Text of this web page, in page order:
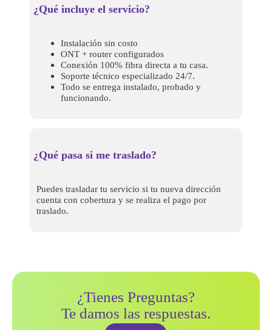
¿Qué incluye el servicio?
Instalación sin costo
ONT + router configurados
Conexión 100% fibra directa a tu casa.
Soporte técnico especializado 24/7.
Todo se entrega instalado, probado y
funcionando.
¿Qué pasa si me traslado?
Puedes trasladar tu servicio si tu nueva dirección
cuenta con cobertura y se realiza el pago por
traslado.
¿Tienes Preguntas?
Te damos las respuestas.